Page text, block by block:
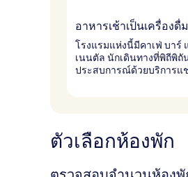
อาหารเช้าเป็นเครื่องดื่
โรงแรมแห่งนี้มีคาเฟ่ บาร์
เนนตัล นักเดินทางที่พิถีพิถั
ประสบการณ์ด้วยบริการแ
ตัวเลือกห้องพัก